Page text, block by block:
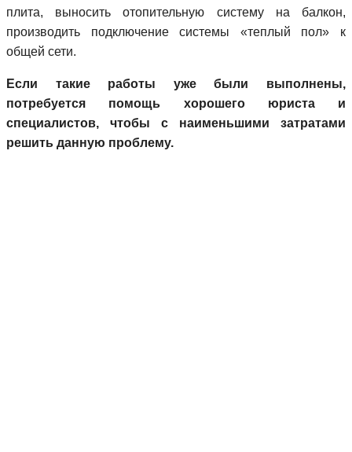
плита, выносить отопительную систему на балкон,
производить подключение системы «теплый пол» к
общей сети.
Если такие работы уже были выполнены,
потребуется помощь хорошего юриста и
специалистов, чтобы с наименьшими затратами
решить данную проблему.